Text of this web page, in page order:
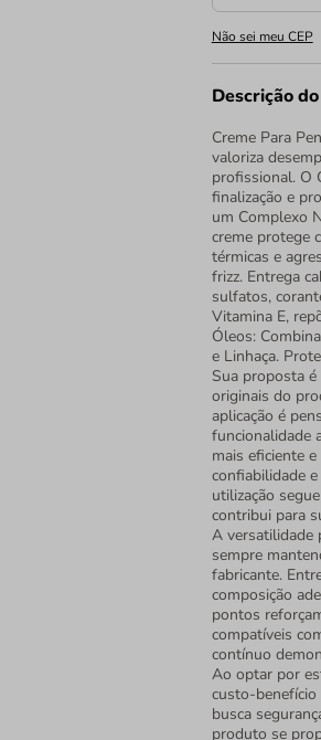
Não sei meu CEP
Descrição
Creme Para
valoriza
profissional. O
finalização e
um Complexo
creme protege
térmicas e
frizz. Entrega
sulfatos,
Vitamina E,
Óleos:
e Linhaça.
Sua proposta
originais do
aplicação é
funcionalidade
mais eficiente
confiabilidade
utilização
contribui para
A versatilidade
sempre
fabricante.
composição
pontos
compatíveis
contínuo
Ao optar por
custo-benefício
busca
produto se